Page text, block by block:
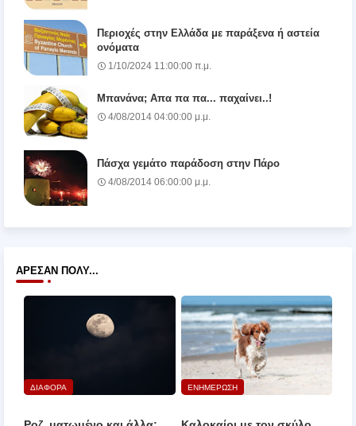
Περιοχές στην Ελλάδα με παράξενα ή αστεία
ονόματα
1/10/2024 11:00:00 π.μ.
Μπανάνα; Απα πα πα... παχαίνει..!
4/08/2014 04:00:00 μ.μ.
Πάσχα γεμάτο παράδοση στην Πάρο
4/08/2014 06:00:00 μ.μ.
ΆΡΕΣΑΝ ΠΟΛΎ...
ΔΙΑΦΟΡΑ ΕΝΗΜΕΡΩΣΗ